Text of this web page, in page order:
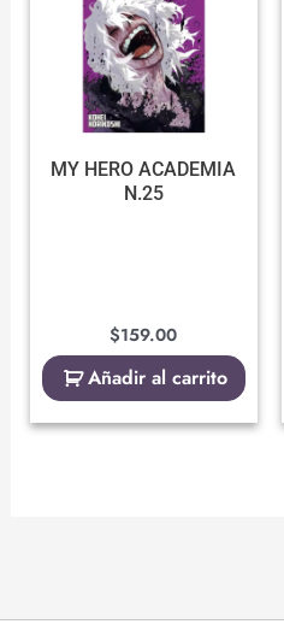
MY HERO ACADEMIA
N.25
$159.00
Añadir al carrito